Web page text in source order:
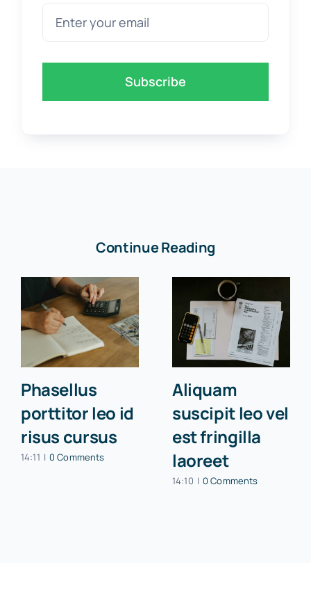
Subscribe
Continue Reading
Phasellus
porttitor leo id
risus cursus
14:11 | 0 Comments
Aliquam
suscipit leo vel
est fringilla
laoreet
14:10 | 0 Comments